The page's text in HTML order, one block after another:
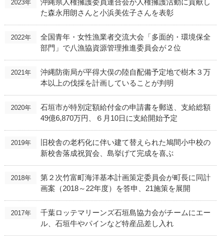
2023年
沖縄県人権擁護委員連合会が人権擁護活動に貢献し
た森永用朗さんと小浜美佐子さんを表彰
2022年
全国青年・女性漁業者交流大会「多面的・環境保全
部門」で八漁協資源管理推進委員会が２位
2021年
沖縄防衛局が平得大俣の陸自配備予定地で樹木３万
本以上の伐採を計画していることが判明
2020年
石垣市が特別定額給付金の申請書を郵送、支給総額
49億6,870万円、６月10日に支給開始予定
2019年
旧校舎の老朽化に伴い建て替えられた鳩間小中校の
新校舎落成祝賀会、島挙げて完成を喜ぶ
2018年
第２次竹富町海洋基本計画策定委員会が町長に同計
画案（2018～22年度）を答申、21施策を展開
2017年
千葉ロッテマリーンズ石垣島協力会がチームにエー
ル、石垣牛やパインなど特産品差し入れ